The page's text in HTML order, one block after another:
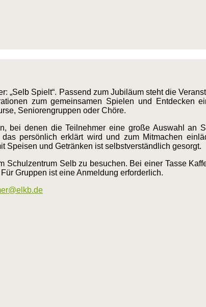
„Selb Spielt“. Passend zum Jubiläum steht die
zum gemeinsamen Spielen und Entdecken
Seniorengruppen oder Chöre.
bei denen die Teilnehmer eine große Auswahl an
persönlich erklärt wird und zum Mitmachen
Speisen und Getränken ist selbstverständlich gesorgt.
Selb zu besuchen. Bei einer Tasse
Gruppen ist eine Anmeldung erforderlich.